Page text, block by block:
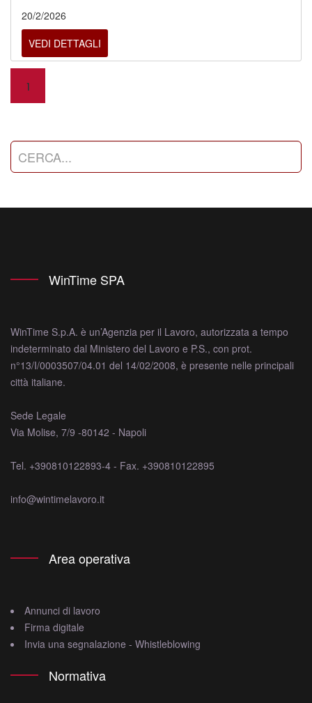
20/2/2026
VEDI DETTAGLI
1
WinTime SPA
WinTime S.p.A. è un’Agenzia per il Lavoro, autorizzata a tempo
indeterminato dal Ministero del Lavoro e P.S., con prot.
n°13/I/0003507/04.01 del 14/02/2008, è presente nelle principali
città italiane.
Sede Legale
Via Molise, 7/9 -80142 - Napoli
Tel. +390810122893-4 - Fax. +390810122895
info@wintimelavoro.it
Area operativa
Annunci di lavoro
Firma digitale
Invia una segnalazione - Whistleblowing
Normativa